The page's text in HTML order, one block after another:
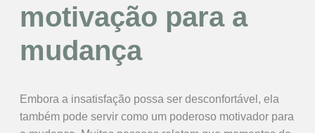
motivação para a
mudança
Embora a insatisfação possa ser desconfortável, ela
também pode servir como um poderoso motivador para